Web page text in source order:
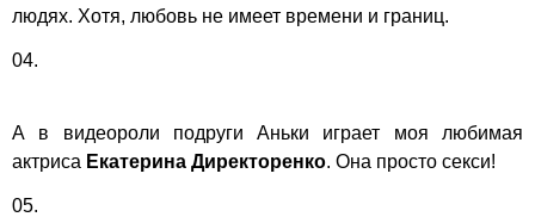
людях. Хотя, любовь не имеет времени и границ.
04.
А в видеороли подруги Аньки играет моя любимая
актриса Екатерина Директоренко. Она просто секси!
05.